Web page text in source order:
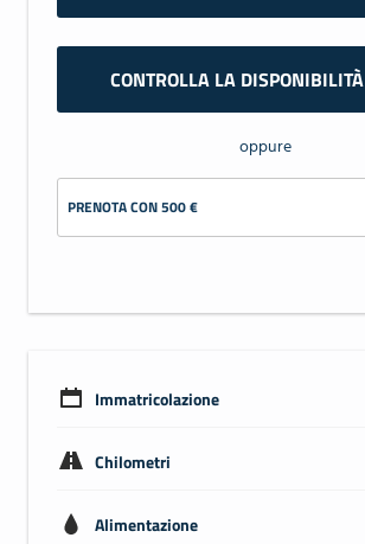
CONTROLLA LA DISPONIBILITÀ
oppure
PRENOTA CON 500 €
Immatricolazione
Chilometri
Alimentazione